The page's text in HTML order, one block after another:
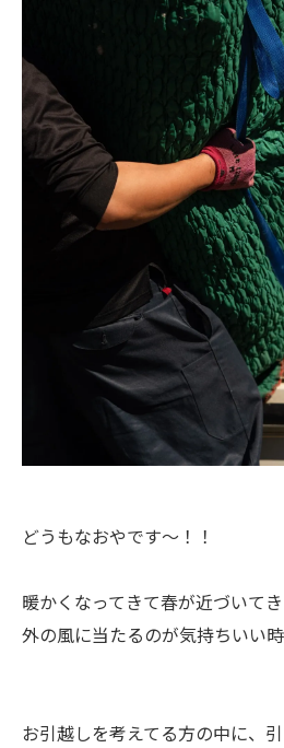
どうもなおやです〜！！
暖かくなってきて春が近づいて
外の風に当たるのが気持ちいい
お引越しを考えてる方の中に、